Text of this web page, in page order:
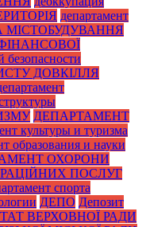
департамент
МІСТОБУДУВАННЯ
безопасности
ДОВКІЛЛЯ
ДЕПАРТАМЕНТ
культуры и туризма
образования и науки
ОХОРОНИ
ПОСЛУГ
спорта
ДЕПО Депозит
ВЕРХОВНОЇ РАДИ